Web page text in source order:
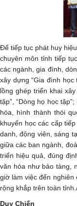
Để tiếp tục phát huy
chuyên môn tỉnh tiếp
các ngành, gia đình,
xây dựng “Gia đình học
lồng ghép triển khai
tập”, “Dòng họ học
hóa, hình thành thói
khuyến học các cấp
danh, động viên, sáng
giữa các ban ngành,
triển hiệu quả, đúng
văn hóa như bảo tàng,
giờ làm việc đến
rộng khắp trên toàn
Duy Chiến